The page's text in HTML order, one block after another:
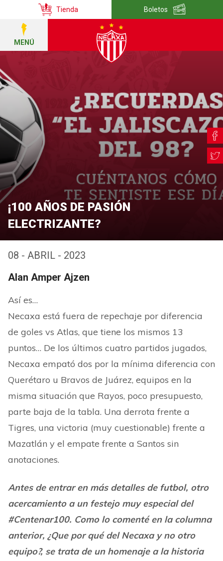
Tienda Boletos
MENÚ
¡100 AÑOS DE PASIÓN
ELECTRIZANTE?
08 - ABRIL - 2023
Alan Amper Ajzen
Así es…
Necaxa está fuera de repechaje por diferencia
de goles vs Atlas, que tiene los mismos 13
puntos… De los últimos cuatro partidos jugados,
Necaxa empató dos por la mínima diferencia con
Querétaro u Bravos de Juárez, equipos en la
misma situación que Rayos, poco presupuesto,
parte baja de la tabla. Una derrota frente a
Tigres, una victoria (muy cuestionable) frente a
Mazatlán y el empate frente a Santos sin
anotaciones.
Antes de entrar en más detalles de futbol, otro
acercamiento a un festejo muy especial del
#Centenar100. Como lo comenté en la columna
anterior, ¿Que por qué del Necaxa y no otro
equipo?, se trata de un homenaje a la historia